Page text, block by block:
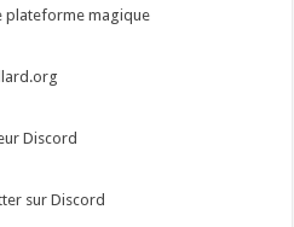
plateforme magique
Discord
sur Discord